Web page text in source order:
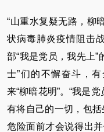
“山重水复疑无路，柳
状病毒肺炎疫情阻击
部“我是党员，我先上”
士”们的不懈奋斗，
来“柳暗花明”。“我是
有将自己的一切，包括
危险面前才会说得出